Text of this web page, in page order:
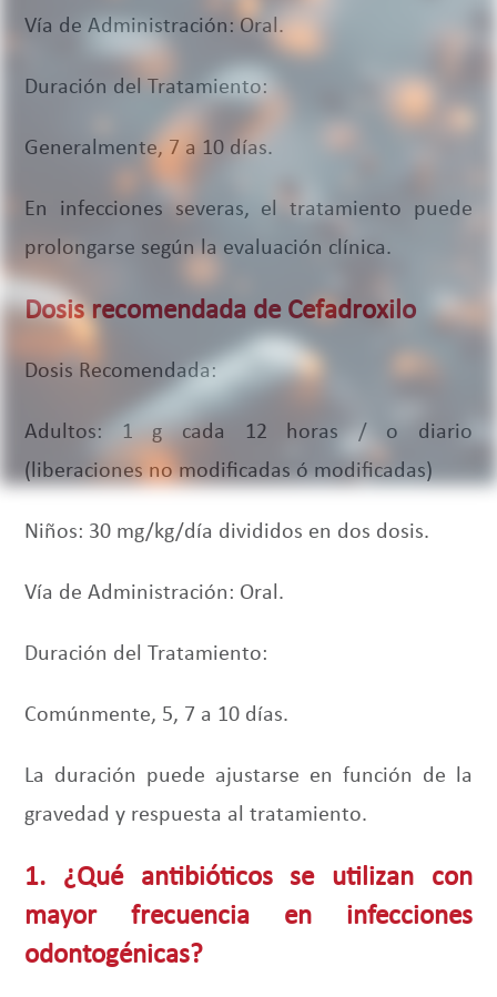
Vía de Administración: Oral.
Duración del Tratamiento:
Generalmente, 7 a 10 días.
En infecciones severas, el tratamiento puede
prolongarse según la evaluación clínica.
Dosis recomendada de Cefadroxilo
Dosis Recomendada:
Adultos: 1 g cada 12 horas / o diario
(liberaciones no modificadas ó modificadas)
Niños: 30 mg/kg/día divididos en dos dosis.
Vía de Administración: Oral.
Duración del Tratamiento:
Comúnmente, 5, 7 a 10 días.
La duración puede ajustarse en función de la
gravedad y respuesta al tratamiento.
1. ¿Qué antibióticos se utilizan con
mayor frecuencia en infecciones
odontogénicas?